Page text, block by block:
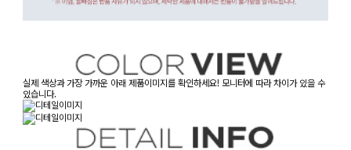
실제 색상과 가장 가까운 아래 제품이미지를 확인하세요! 모니터에 따라 차이가 있을 수
있습니다.